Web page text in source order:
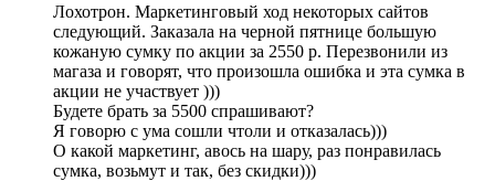
Лохотрон. Маркетинговый ход некоторых сайтов
следующий. Заказала на черной пятнице большую
кожаную сумку по акции за 2550 р. Перезвонили из
магаза и говорят, что произошла ошибка и эта сумка в
акции не участвует )))
Будете брать за 5500 спрашивают?
Я говорю с ума сошли чтоли и отказалась)))
О какой маркетинг, авось на шару, раз понравилась
сумка, возьмут и так, без скидки)))